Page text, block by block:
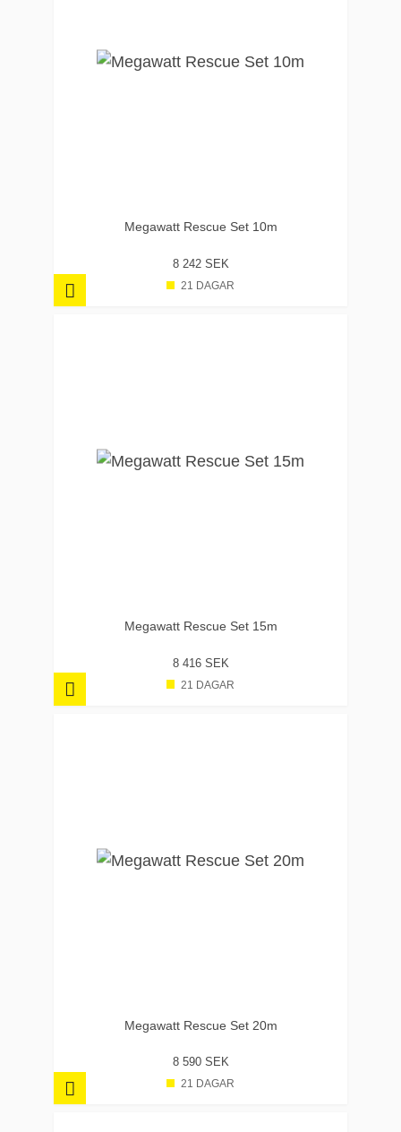
Megawatt Rescue Set 10m
8 242 SEK
21 DAGAR
Megawatt Rescue Set 15m
8 416 SEK
21 DAGAR
Megawatt Rescue Set 20m
8 590 SEK
21 DAGAR